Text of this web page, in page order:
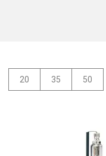
20 35 50